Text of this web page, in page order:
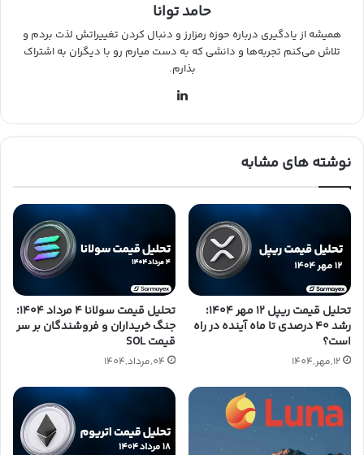
حامد توانا
همیشه از یادگیری درباره حوزه رمزارز و دنبال کردن تغییراتش لذت بردم و
تلاش می‌کنم تجربه‌ها و دانشی که به دست میارم رو با دیگران به اشتراک
بذارم.
نوشته های مشابه
تحلیل قیمت ریپل ۱۲ مهر ۱۴۰۴؛
رشد ۴۰ درصدی تا ماه آینده در راه
است؟
12,مهر,1404
تحلیل قیمت سولانا ۴ مرداد ۱۴۰۴؛
جنگ خریداران و فروشندگان بر سر
قیمت SOL
04,مرداد,1404